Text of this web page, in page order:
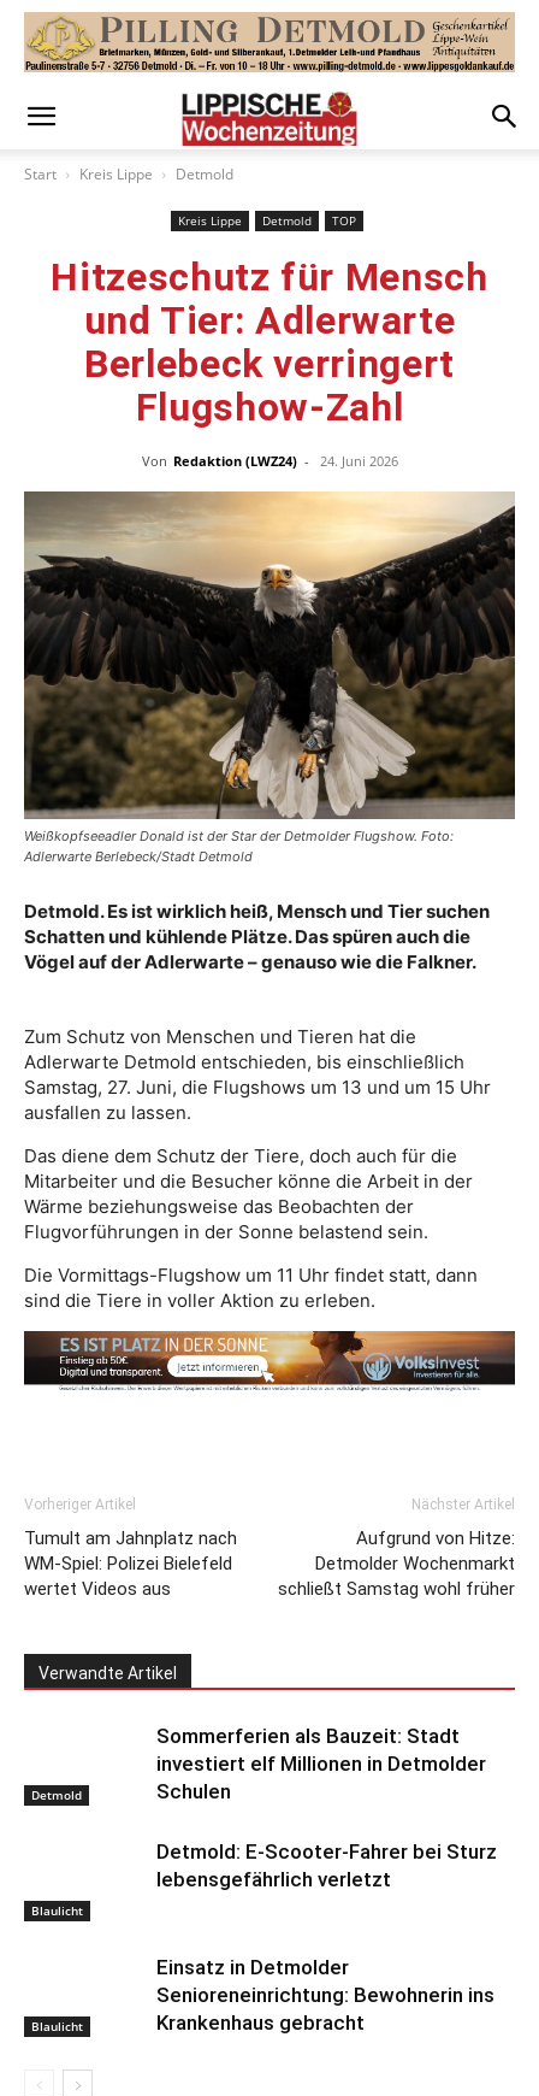
Start Kreis Lippe Detmold
Kreis Lippe Detmold TOP
Hitzeschutz für Mensch
und Tier: Adlerwarte
Berlebeck verringert
Flugshow-Zahl
Von Redaktion (LWZ24) - 24. Juni 2026
Weißkopfseeadler Donald ist der Star der Detmolder Flugshow. Foto:
Adlerwarte Berlebeck/Stadt Detmold
Detmold. Es ist wirklich heiß, Mensch und Tier suchen
Schatten und kühlende Plätze. Das spüren auch die
Vögel auf der Adlerwarte – genauso wie die Falkner.
Zum Schutz von Menschen und Tieren hat die
Adlerwarte Detmold entschieden, bis einschließlich
Samstag, 27. Juni, die Flugshows um 13 und um 15 Uhr
ausfallen zu lassen.
Das diene dem Schutz der Tiere, doch auch für die
Mitarbeiter und die Besucher könne die Arbeit in der
Wärme beziehungsweise das Beobachten der
Flugvorführungen in der Sonne belastend sein.
Die Vormittags-Flugshow um 11 Uhr findet statt, dann
sind die Tiere in voller Aktion zu erleben.
Vorheriger Artikel
Tumult am Jahnplatz nach
WM-Spiel: Polizei Bielefeld
wertet Videos aus
Nächster Artikel
Aufgrund von Hitze:
Detmolder Wochenmarkt
schließt Samstag wohl früher
Verwandte Artikel
Detmold
Sommerferien als Bauzeit: Stadt
investiert elf Millionen in Detmolder
Schulen
Blaulicht
Detmold: E-Scooter-Fahrer bei Sturz
lebensgefährlich verletzt
Blaulicht
Einsatz in Detmolder
Senioreneinrichtung: Bewohnerin ins
Krankenhaus gebracht